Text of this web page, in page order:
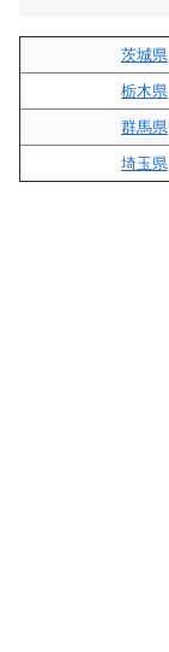
茨城県
栃木県
群馬県
埼玉県